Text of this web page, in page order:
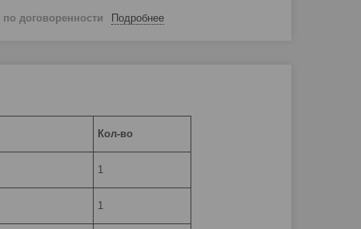
по договоренности Подробнее
Кол-во
1
1